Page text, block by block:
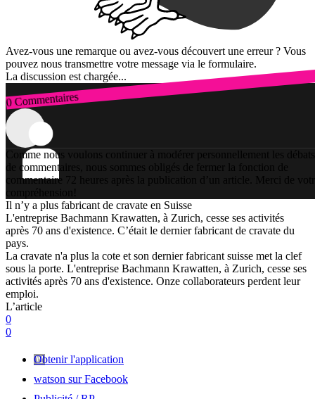
Avez-vous une remarque ou avez-vous découvert une erreur ? Vous
pouvez nous transmettre votre message via le formulaire.
La discussion est chargée...
0 Commentaires
Connexion
Comme nous voulons continuer à modérer personnellement les débats
de commentaires, nous sommes obligés de fermer la fonction de
commentaire 72 heures après la publication d’un article. Merci de
compréhension!
Il n’y a plus fabricant de cravate en Suisse
L'entreprise Bachmann Krawatten, à Zurich, cesse ses activités
après 70 ans d'existence. C’était le dernier fabricant de cravate du
pays.
La cravate n'a plus la cote et son dernier fabricant suisse met la clef
sous la porte. L'entreprise Bachmann Krawatten, à Zurich, cesse ses
activités après 70 ans d'existence. Onze collaborateurs perdent leur
emploi.
L’article
0
0
Obtenir l'application
watson sur Facebook